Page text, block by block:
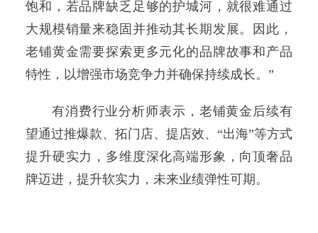
饱和，若品牌缺乏足够的护城河，就很难通过
大规模销量来稳固并推动其长期发展。因此，
老铺黄金需要探索更多元化的品牌故事和产品
特性，以增强市场竞争力并确保持续成长。”
有消费行业分析师表示，老铺黄金后续有
望通过推爆款、拓门店、提店效、“出海”等方式
提升硬实力，多维度深化高端形象，向顶奢品
牌迈进，提升软实力，未来业绩弹性可期。